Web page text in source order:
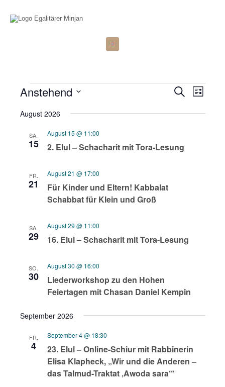
≡
Veranstaltungen
und
Suche
Liste
Anstehend
wählen.
August 2026
SA.
15 2. Elul – Schacharit mit Tora-Lesung
August 15 @ 11:00
FR.
21
Für Kinder und Eltern! Kabbalat
Schabbat für Klein und Groß
August 21 @ 17:00
SA.
29 16. Elul – Schacharit mit Tora-Lesung
August 29 @ 11:00
SO.
30
Liederworkshop zu den Hohen
Feiertagen mit Chasan Daniel Kempin
August 30 @ 16:00
September 2026
FR.
4
23. Elul – Online-Schiur mit Rabbinerin
Elisa Klapheck, „Wir und die Anderen –
das Talmud-Traktat ‚Awoda sara‘“
September 4 @ 18:30